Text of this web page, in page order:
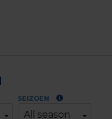
SEIZOEN
All season